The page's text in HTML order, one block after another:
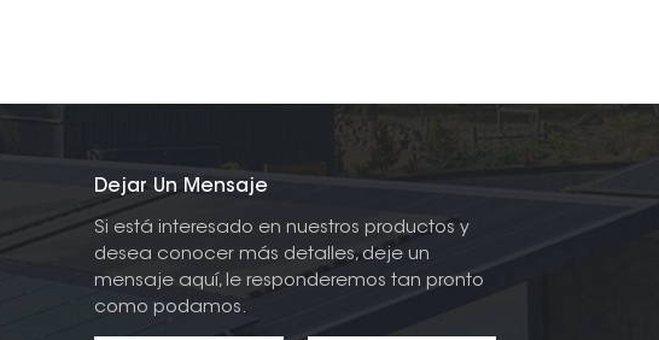
Dejar Un Mensaje
Si está interesado en nuestros productos y
desea conocer más detalles, deje un
mensaje aquí, le responderemos tan pronto
como podamos.